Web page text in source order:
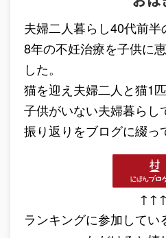
夫婦二人暮らし40代前半
8年の不妊治療を子供に
した。
猫を迎え夫婦二人と猫1
子供がいない夫婦暮らし
振り返りをブログに綴っ
↑↑↑
ランキングに参加して